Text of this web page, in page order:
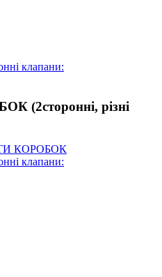
клапани:
(2сторонні, різні
КОРОБОК
клапани: